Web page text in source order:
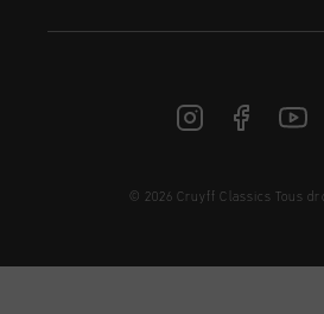
FR | € EUR
© 2026 Cruyff Classics Tous